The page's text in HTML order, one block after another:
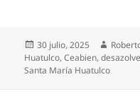
Publicado
el
30 julio, 2025 Autor
Huatulco,Ceabien,desazolve
Santa María Huatulco